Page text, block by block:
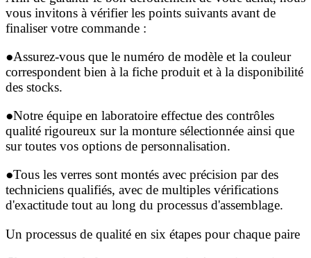
vous invitons à vérifier les points suivants avant de
finaliser votre commande :
●Assurez-vous que le numéro de modèle et la couleur
correspondent bien à la fiche produit et à la disponibilité
des stocks.
●Notre équipe en laboratoire effectue des contrôles
qualité rigoureux sur la monture sélectionnée ainsi que
sur toutes vos options de personnalisation.
●Tous les verres sont montés avec précision par des
techniciens qualifiés, avec de multiples vérifications
d'exactitude tout au long du processus d'assemblage.
Un processus de qualité en six étapes pour chaque paire